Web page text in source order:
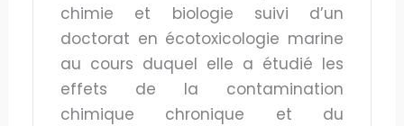
chimie et biologie suivi d’un
doctorat en écotoxicologie marine
au cours duquel elle a étudié les
effets de la contamination
chimique chronique et du